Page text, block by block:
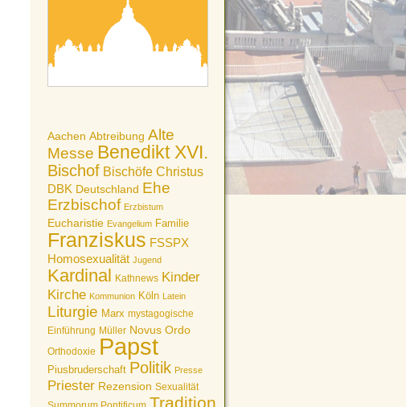
Aachen Abtreibung Alte
Messe Benedikt XVI.
Bischof Bischöfe Christus
DBK Deutschland Ehe
Erzbischof Erzbistum
Eucharistie Evangelium Familie
Franziskus FSSPX
Homosexualität Jugend
Kardinal Kathnews Kinder
Kirche Kommunion Köln Latein
Liturgie Marx mystagogische
Einführung Müller Novus Ordo
Orthodoxie Papst
Piusbruderschaft Politik Presse
Priester Rezension Sexualität
Tradition